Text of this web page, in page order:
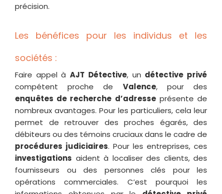
précision.
Les bénéfices pour les individus et les
sociétés :
Faire appel àAJT Détective, un détective privé
compétent proche de Valence, pour des
enquêtes de recherche d’adresseprésente de
nombreux avantages. Pour les particuliers, cela leur
permet de retrouver des proches égarés, des
débiteurs ou des témoins cruciaux dans le cadre de
procédures judiciaires. Pour les entreprises, ces
investigations aident à localiser des clients, des
fournisseurs ou des personnes clés pour les
opérations commerciales. C’est pourquoi les